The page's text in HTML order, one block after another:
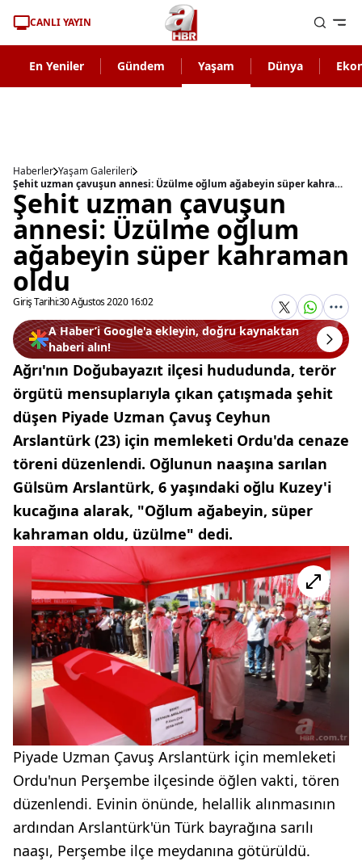
CANLI YAYIN
En Yeniler Gündem Yaşam Dünya
Haberler Yaşam Galerileri
Şehit uzman çavuşun annesi: Üzülme oğlum ağabeyin süper kahraman oldu
Şehit uzman çavuşun
annesi: Üzülme oğlum
ağabeyin süper kahraman
oldu
Giriş Tarihi:30 Ağustos 2020 16:02
A Haber’i Google'a ekleyin, doğru kaynaktan
haberi alın!
Ağrı'nın Doğubayazıt ilçesi hududunda, terör
örgütü mensuplarıyla çıkan çatışmada şehit
düşen Piyade Uzman Çavuş Ceyhun
Arslantürk (23) için memleketi Ordu'da cenaze
töreni düzenlendi. Oğlunun naaşına sarılan
Gülsüm Arslantürk, 6 yaşındaki oğlu Kuzey'i
kucağına alarak, "Oğlum ağabeyin, süper
kahraman oldu, üzülme" dedi.
Piyade Uzman Çavuş Arslantürk için memleketi
Ordu'nun Perşembe ilçesinde öğlen vakti, tören
düzenlendi. Evinin önünde, helallik alınmasının
ardından Arslantürk'ün Türk bayrağına sarılı
naaşı, Perşembe ilçe meydanına götürüldü.